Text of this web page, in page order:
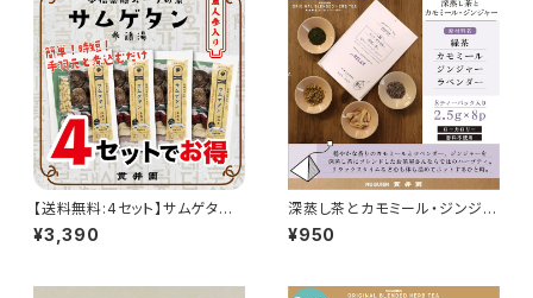
【送料無料:4セット】サムゲタン
（参鶏湯）スープの素 薬膳ミッ
クス 4セット
¥3,390
深蒸し茶とカモミール・ジンジャ
ー [ティーバッグ 2.5ｇ×８P]
¥950